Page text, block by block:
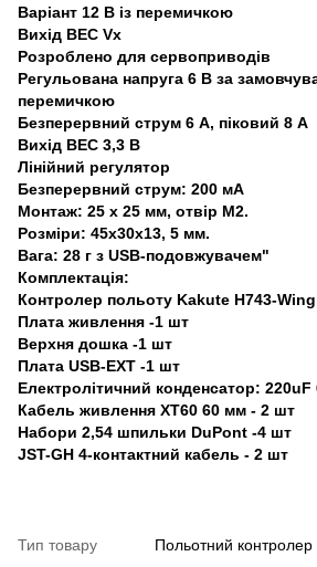
Варіант 12 В із перемичкою
Вихід BEC Vx
Розроблено для сервоприводів
Регульована напруга 6 В за
перемичкою
Безперервний струм 6 А, піковий 8 А
Вихід BEC 3,3 В
Лінійний регулятор
Безперервний струм: 200 мА
Монтаж: 25 х 25 мм, отвір М2.
Розміри: 45х30х13, 5 мм.
Вага: 28 г з USB-подовжувачем"
Комплектація:
Контролер польоту Kakute H743-
Плата живлення -1 шт
Верхня дошка -1 шт
Плата USB-EXT -1 шт
Електролітичний конденсатор:
Кабель живлення XT60 60 мм - 2 шт
Набори 2,54 шпильки DuPont -4 шт
JST-GH 4-контактний кабель - 2 шт
Тип товару Польотний контролер